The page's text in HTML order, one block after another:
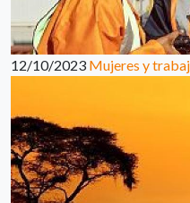
12/10/2023 Mujeres y